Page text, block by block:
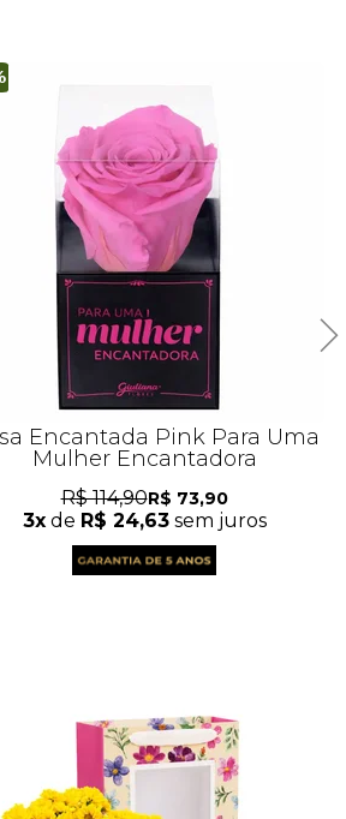
Encantada Pink Para Uma
Mulher Encantadora
R$ 114,90R$ 73,90
3x de R$ 24,63sem juros